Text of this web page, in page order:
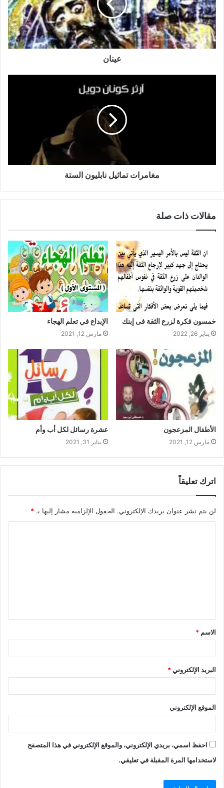
عينان
مغامرات تماثيل نابليون الستة
مقالات ذات صلة
خمسون فكرة لزرع الثقة فى إبنك
يناير 26, 2022
الإبداع في تعلم الهجاء
مارس 12, 2021
الأطفال المزعجون
مارس 12, 2021
عشرة رسائل لكل أب وأم
يناير 31, 2021
اترك تعليقاً
لن يتم نشر عنوان بريدك الإلكتروني. الحقول الإلزامية مشار إليها بـ*
الاسم *
البريد الإلكتروني*
الموقع الإلكتروني
احفظ اسمي، بريدي الإلكتروني، والموقع الإلكتروني في هذا المتصفح
لاستخدامها المرة المقبلة في تعليقي.